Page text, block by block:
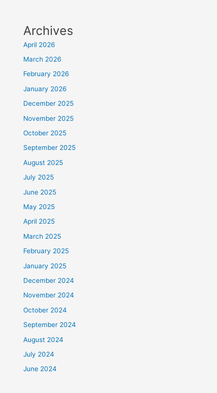
Archives
April 2026
March 2026
February 2026
January 2026
December 2025
November 2025
October 2025
September 2025
August 2025
July 2025
June 2025
May 2025
April 2025
March 2025
February 2025
January 2025
December 2024
November 2024
October 2024
September 2024
August 2024
July 2024
June 2024